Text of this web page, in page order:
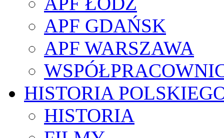
APF GDAŃSK
APF WARSZAWA
HISTORIA
HISTORIA